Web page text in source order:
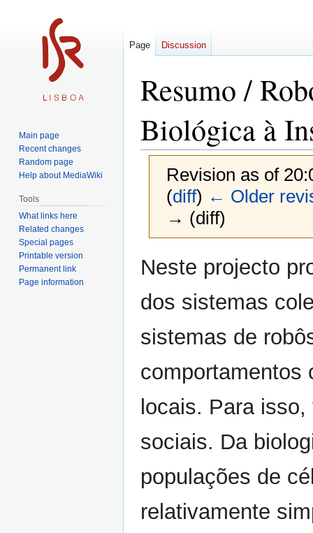
Resumo /
Biológica à
Revision as of
(diff) ← Older
→ (diff)
to
to
Neste projecto
dos sistemas
sistemas de
comportamentos
locais. Para
sociais. Da
populações de
relativamente
Page Discussion
Main page
Recent changes
Random page
Help about MediaWiki
Tools
What links here
Related changes
Special pages
Printable version
Permanent link
Page information